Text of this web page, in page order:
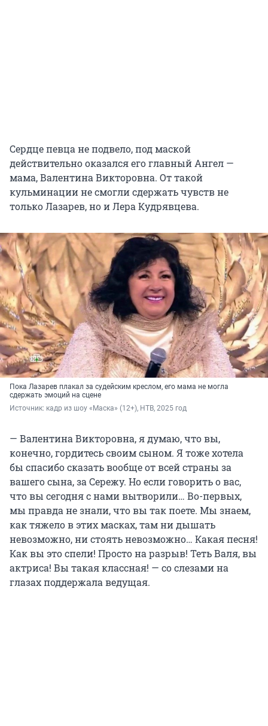
Сердце певца не подвело, под маской
действительно оказался его главный Ангел —
мама, Валентина Викторовна. От такой
кульминации не смогли сдержать чувств не
только Лазарев, но и Лера Кудрявцева.
Пока Лазарев плакал за судейским креслом, его мама не могла
сдержать эмоций на сцене
Источник: кадр из шоу «Маска» (12+), НТВ, 2025 год
— Валентина Викторовна, я думаю, что вы,
конечно, гордитесь своим сыном. Я тоже хотела
бы спасибо сказать вообще от всей страны за
вашего сына, за Сережу. Но если говорить о вас,
что вы сегодня с нами вытворили… Во-первых,
мы правда не знали, что вы так поете. Мы знаем,
как тяжело в этих масках, там ни дышать
невозможно, ни стоять невозможно… Какая песня!
Как вы это спели! Просто на разрыв! Теть Валя, вы
актриса! Вы такая классная! — со слезами на
глазах поддержала ведущая.